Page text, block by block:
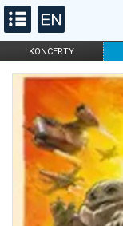
KONCERTY
FILHARMONIA